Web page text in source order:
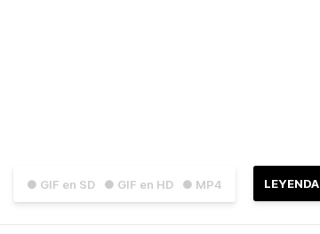
● GIF en SD ● GIF en HD ● MP4 LEYENDA